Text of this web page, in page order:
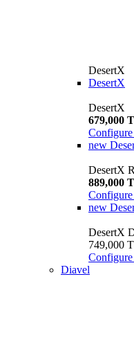
DesertX
DesertX
DesertX
679,000
Configure
new
DesertX
889,000
Configure
new
DesertX
749,000
Configure
Diavel